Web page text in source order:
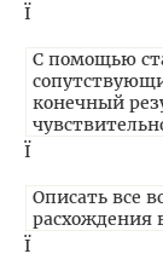
Ї
С помощью
конечный
Ї
Описать все
расхождения
Ї